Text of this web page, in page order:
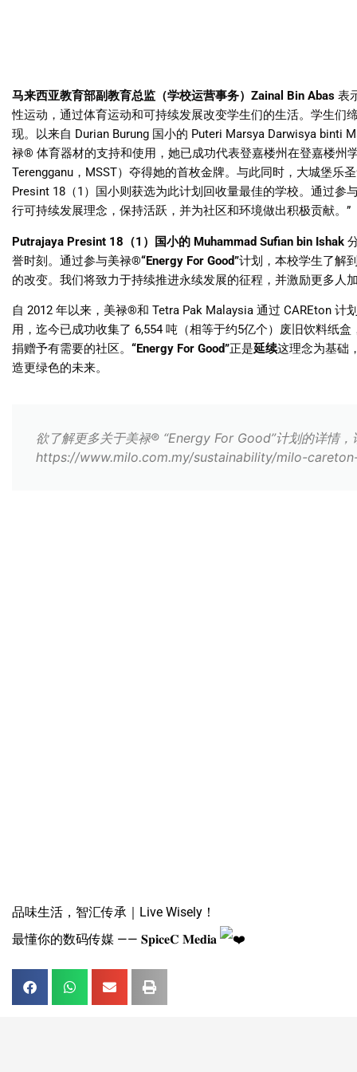
马来西亚教育部副教育总监（学校运营事务） Zainal Bin Abas 表
性运动，通过体育运动和可持续发展改变学生们的生活。学生们
现。以来自 Durian Burung 国小的 Puteri Marsya Darwisya binti
禄® 体育器材的支持和使用，她已成功代表登嘉楼州在登嘉楼州
Terengganu ， MSST）夺得她的首枚金牌。与此同时，大城堡乐
Presint 18 （1 ）国小则获选为此计划回收量最佳的学校。通过参
行可持续发展理念，保持活跃，并为社区和环境做出积极贡献。 ”
Putrajaya Presint 18 （1 ）国小的 Muhammad Sufian bin Ishak
誉时刻。通过参与美禄®“Energy For Good”计划，本校学生了解
的改变。我们将致力于持续推进永续发展的征程，并激励更多人
自 2012 年以来，美禄®和 Tetra Pak Malaysia 通过 CAREton 计
用，迄今已成功收集了 6,554 吨（相等于约5亿个）废旧饮料纸盒
捐赠予有需要的社区。 “Energy For Good”正是延续这理念为基础
造更绿色的未来。
欲了解更多关于美禄® “Energy For Good”计划的详情，
https://www.milo.com.my/sustainability/milo-
品味生活，智汇传承｜Live Wisely！
最懂你的数码传媒 —— 𝐒𝐩𝐢𝐜𝐞𝐂 𝐌𝐞𝐝𝐢𝐚